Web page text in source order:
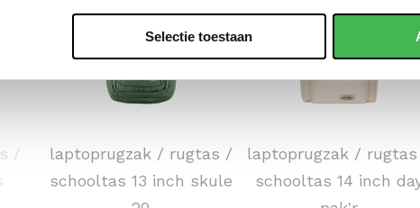
Selectie toestaan
/
laptoprugzak / rugtas /
schooltas 13 inch skule
laptoprugzak /
schooltas 14 inch